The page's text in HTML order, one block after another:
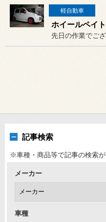
軽自動車
先日の作業でご
記事検索
※車種・商品等で記事の検索
メーカー
車種